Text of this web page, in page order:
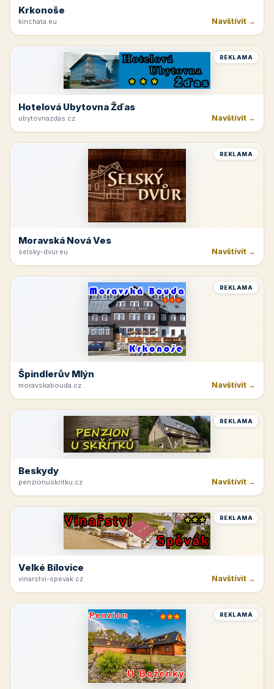
Krkonoše
kinchata.eu Navštívit →
REKLAMA
Hotelová Ubytovna Žďas
ubytovnazdas.cz Navštívit →
REKLAMA
Moravská Nová Ves
selsky-dvur.eu Navštívit →
REKLAMA
Špindlerův Mlýn
moravskabouda.cz Navštívit →
REKLAMA
Beskydy
penzionuskritku.cz Navštívit →
REKLAMA
Velké Bílovice
vinarstvi-spevak.cz Navštívit →
REKLAMA